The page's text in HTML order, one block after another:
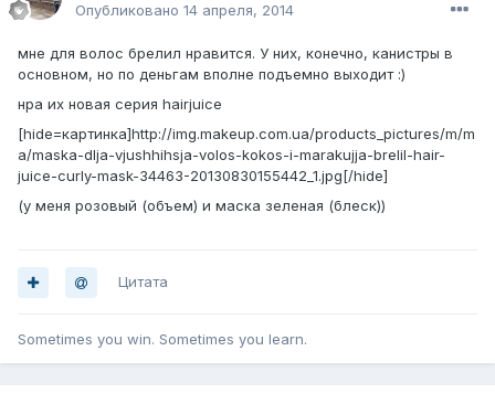
Опубликовано 14 апреля, 2014
мне для волос брелил нравится. У них, конечно, канистры в
основном, но по деньгам вполне подъемно выходит :)
нра их новая серия hairjuice
[hide=картинка]http://img.makeup.com.ua/products_pictures/m/m
a/maska-dlja-vjushhihsja-volos-kokos-i-marakujja-brelil-hair-
juice-curly-mask-34463-20130830155442_1.jpg[/hide]
(у меня розовый (объем) и маска зеленая (блеск))
Цитата
Sometimes you win. Sometimes you learn.